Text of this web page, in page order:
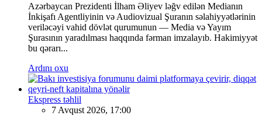
Azərbaycan Prezidenti İlham Əliyev ləğv edilən Medianın
İnkişafı Agentliyinin və Audiovizual Şuranın səlahiyyətlərinin
veriləcəyi vahid dövlət qurumunun — Media və Yayım
Şurasının yaradılması haqqında fərman imzalayıb. Hakimiyyət
bu qərarı...
Ardını oxu
Ekspress təhlil
7 Avqust 2026, 17:00